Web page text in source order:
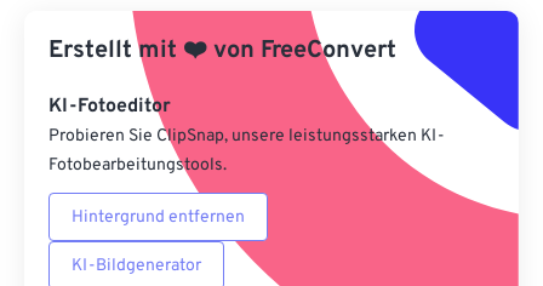
Aus Vorgabe anwenden
Als Vorgabe speichern
Erstellt mit ❤️von FreeConvert
KI-Fotoeditor
Probieren Sie ClipSnap, unsere leistungsstarken KI-
Fotobearbeitungstools.
Hintergrund entfernen
KI-Bildgenerator